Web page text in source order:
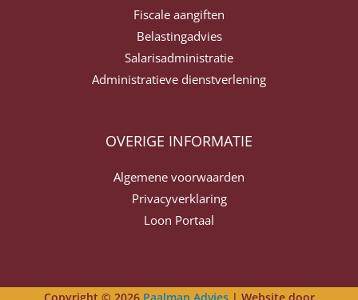
Fiscale aangiften
Belastingadvies
Salarisadministratie
Administratieve dienstverlening
OVERIGE INFORMATIE
Algemene voorwaarden
Privacyverklaring
Loon Portaal